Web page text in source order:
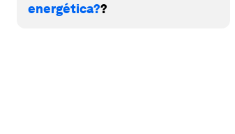
energética??